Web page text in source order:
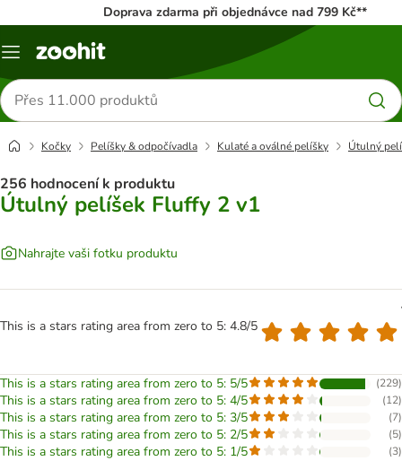
Doprava zdarma při objednávce nad 799 Kč**
Menu
Hledat
produkty
Kočky Pelíšky & odpočívadla Kulaté a oválné pelíšky Útulný
256 hodnocení k produktu
Útulný pelíšek Fluffy 2 v1
Nahrajte vaši fotku produktu
This is a stars rating area from zero to 5: 4.8/5
This is a stars rating area from zero to 5: 5/5 (229)
This is a stars rating area from zero to 5: 4/5 (12)
This is a stars rating area from zero to 5: 3/5 (7)
This is a stars rating area from zero to 5: 2/5 (5)
This is a stars rating area from zero to 5: 1/5 (3)